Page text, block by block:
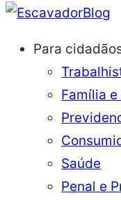
Blog
Para
Família
Saúde
Penal e